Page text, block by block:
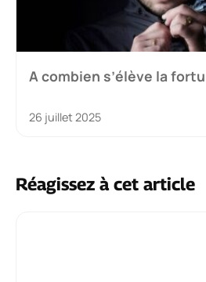
A combien s’élève la
26 juillet 2025
Réagissez à cet article